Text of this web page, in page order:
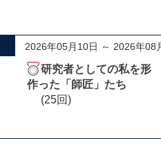
2026年05月10日 ～ 2026年08
研究者としての私を形
作った「師匠」たち
(25回)